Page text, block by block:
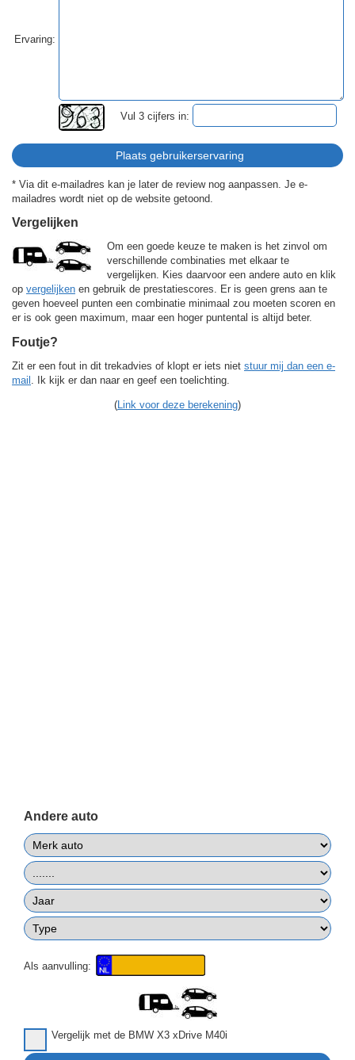
Ervaring:
Vul 3 cijfers in:
* Via dit e-mailadres kan je later de review nog aanpassen. Je e-
mailadres wordt niet op de website getoond.
Vergelijken
Om een goede keuze te maken is het zinvol om
verschillende combinaties met elkaar te
vergelijken. Kies daarvoor een andere auto en klik
op vergelijken en gebruik de prestatiescores. Er is geen grens aan te
geven hoeveel punten een combinatie minimaal zou moeten scoren en
er is ook geen maximum, maar een hoger puntental is altijd beter.
Foutje?
Zit er een fout in dit trekadvies of klopt er iets niet stuur mij dan een e-
mail
. Ik kijk er dan naar en geef een toelichting.
( Link voor deze berekening)
Andere auto
Als aanvulling:
Vergelijk met de BMW X3 xDrive M40i